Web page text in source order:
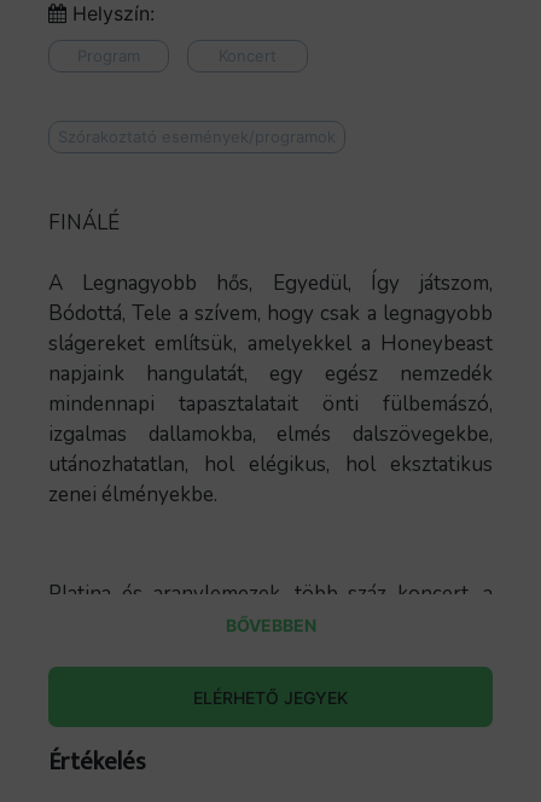
Helyszín:
Program Koncert
Szórakoztató események/programok
FINÁLÉ
A Legnagyobb hős, Egyedül, Így játszom,
Bódottá, Tele a szívem, hogy csak a legnagyobb
slágereket említsük, amelyekkel a Honeybeast
napjaink hangulatát, egy egész nemzedék
mindennapi tapasztalatait önti fülbemászó,
izgalmas dallamokba, elmés dalszövegekbe,
utánozhatatlan, hol elégikus, hol eksztatikus
zenei élményekbe.
Platina és aranylemezek, több száz koncert, a
műfaji találkozásoknak is teret adó, tematikus
művészekkel, a Szegedi Kortárs Balettel és
Ráskó Eszter humoristával – állnak a népszerű
együttes mögött. A Tarján Zsófi vezette zenekar
2011 óta a hazai könnyűzenei színtér egyik
BŐVEBBEN
ELÉRHETŐ JEGYEK
Értékelés